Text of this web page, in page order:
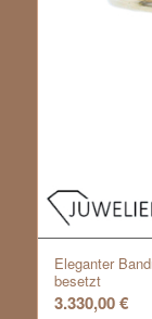
Eleganter
besetzt
3.330,00€